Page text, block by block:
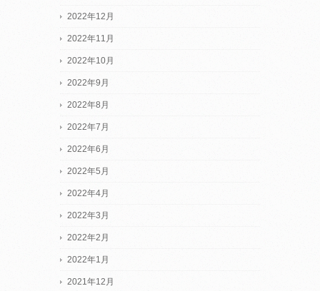
2022年12月
2022年11月
2022年10月
2022年9月
2022年8月
2022年7月
2022年6月
2022年5月
2022年4月
2022年3月
2022年2月
2022年1月
2021年12月